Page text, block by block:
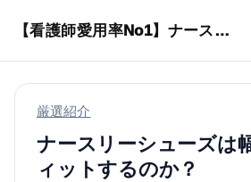
【看護師愛用率No1】ナースリーで人気の商品はコレ
厳選紹介
ナースリーシューズは
ィットするのか？